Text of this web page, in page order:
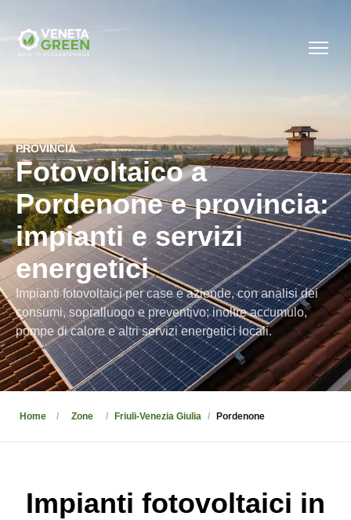
PROVINCIA
Fotovoltaico a
Pordenone e provincia:
impianti e servizi
energetici
Impianti fotovoltaici per case e aziende, con analisi dei
consumi, sopralluogo e preventivo; inoltre accumulo,
pompe di calore e altri servizi energetici locali.
Home Zone Friuli-Venezia Giulia Pordenone
Impianti fotovoltaici in